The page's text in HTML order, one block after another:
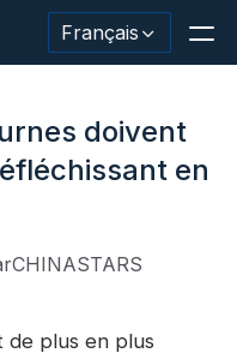
Français
doivent
en
de plus en plus